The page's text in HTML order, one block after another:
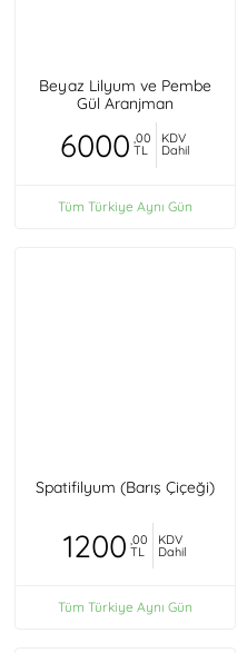
Beyaz Lilyum ve Pembe
Gül Aranjman
6000 ,00
TL
KDV
Dahil
Tüm Türkiye Aynı Gün
Spatifilyum (Barış Çiçeği)
1200 ,00
TL
KDV
Dahil
Tüm Türkiye Aynı Gün